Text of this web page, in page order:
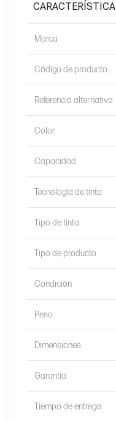
CARACTERÍSTICA
Marca
Código de producto
Referencia alternativa
Color
Capacidad
Tecnología de tinta
Tipo de tinta
Tipo de producto
Condición
Peso
Dimensiones
Garantía
Tiempo de entrega